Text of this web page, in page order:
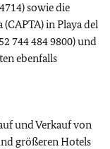
sowie die
in Playa del
744 484 9800) und
ebenfalls
und Verkauf von
größeren Hotels